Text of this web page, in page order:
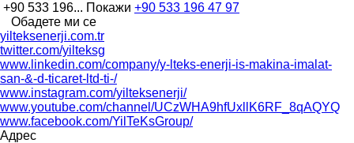
+90 533 196... Покажи +90 533 196 47 97
Обадете ми се
yilteksenerji.com.tr
twitter.com/yilteksg
www.linkedin.com/company/y-lteks-enerji-is-makina-imalat-
san-&-d-ticaret-ltd-ti-/
www.instagram.com/yilteksenerji/
www.youtube.com/channel/UCzWHA9hfUxllK6RF_8qAQYQ
www.facebook.com/YilTeKsGroup/
Адрес